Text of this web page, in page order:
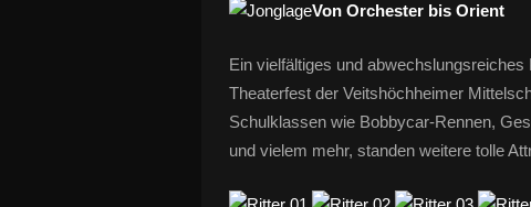
Von Orchester bis Orient
Ein vielfältiges und
Theaterfest der Veitshöchheimer
Schulklassen wie Bobbycar-Rennen,
und vielem mehr, standen weitere tolle